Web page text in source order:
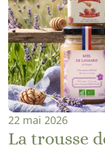
22 mai 2026
La trousse